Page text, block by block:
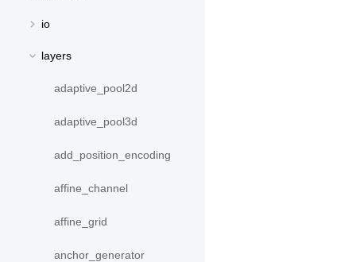
io
layers
adaptive_pool2d
adaptive_pool3d
add_position_encoding
affine_channel
affine_grid
anchor_generator